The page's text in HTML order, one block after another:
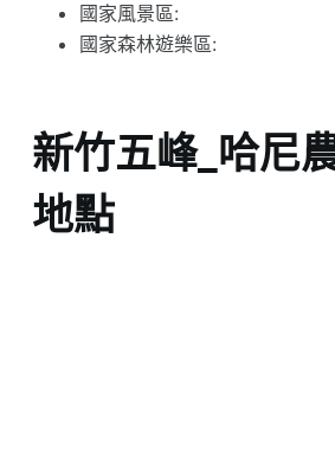
國家風景區:
國家森林遊樂區:
新竹五峰_哈尼
地點